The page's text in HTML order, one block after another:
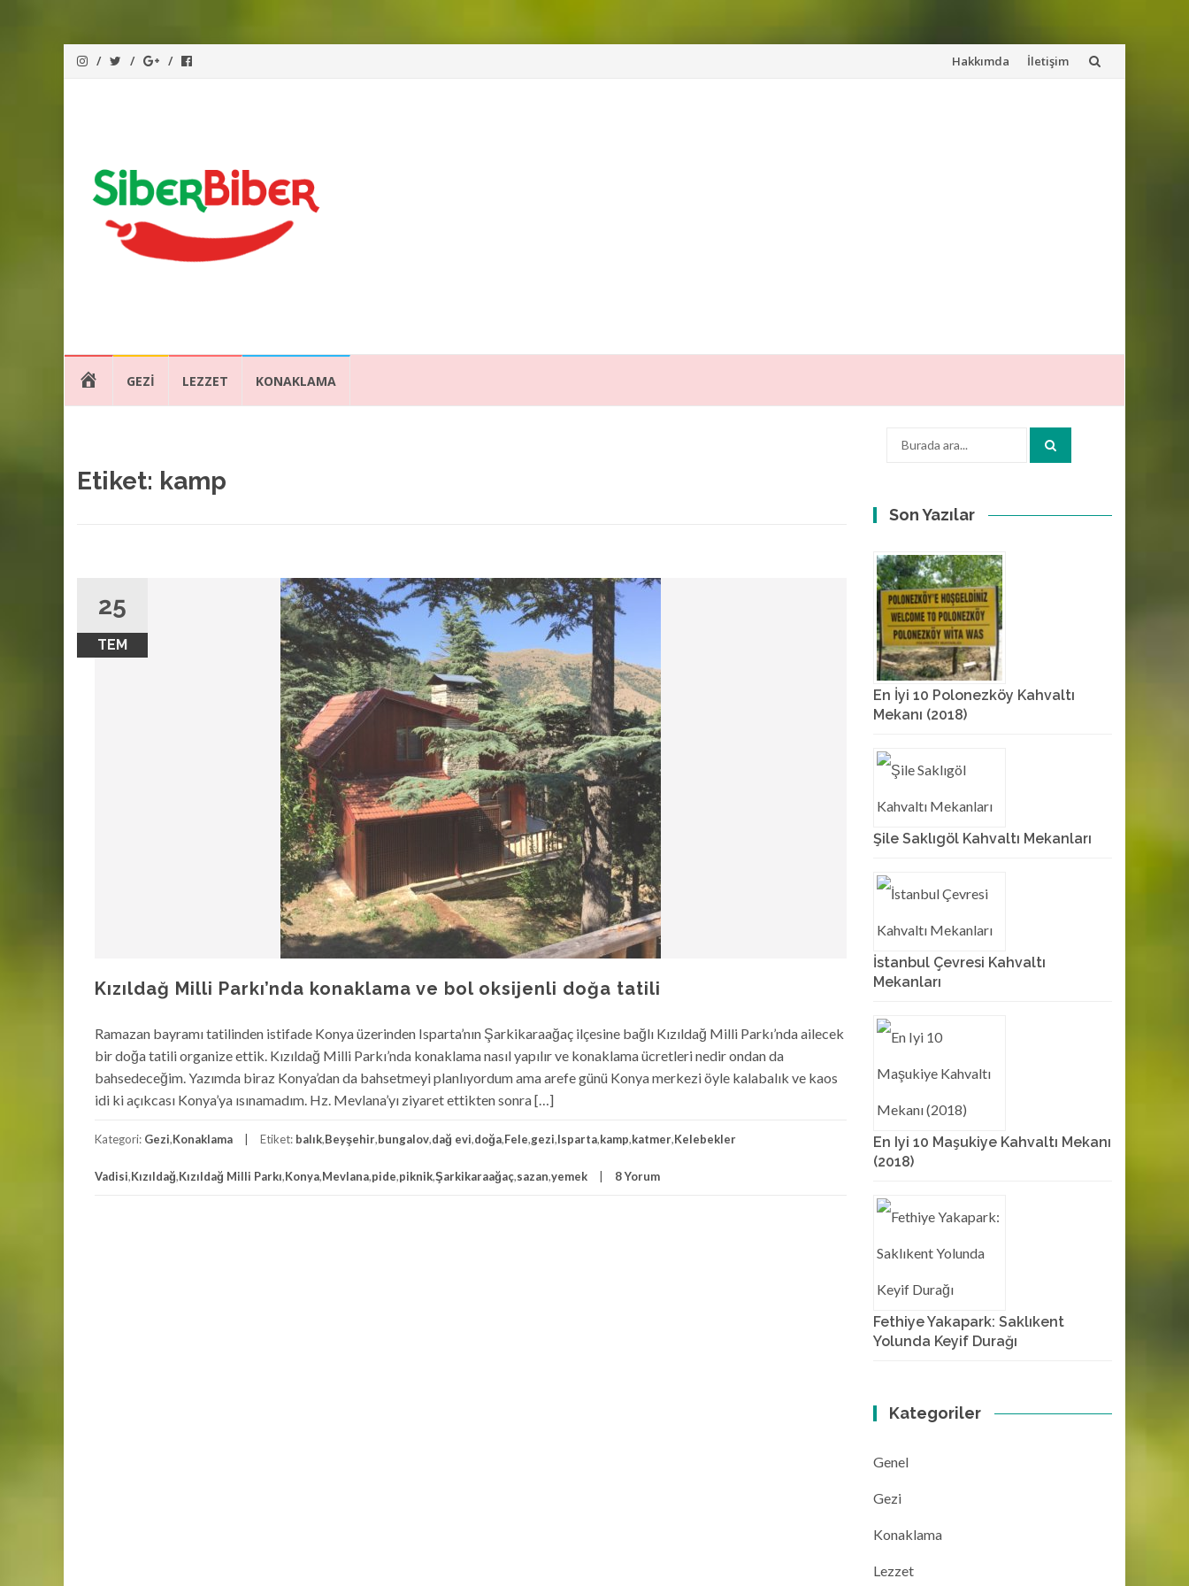
İçeriğe
Hakkımda İletişim
atla
GEZI LEZZET KONAKLAMA
Etiket: kamp
25
TEM
Kızıldağ Milli Parkı’nda konaklama ve bol oksijenli doğa tatili
Ramazan bayramı tatilinden istifade Konya üzerinden Isparta’nın Şarkikaraağaç ilçesine bağlı Kızıldağ Milli Parkı’nda ailecek
bir doğa tatili organize ettik. Kızıldağ Milli Parkı’nda konaklama nasıl yapılır ve konaklama ücretleri nedir ondan da
bahsedeceğim. Yazımda biraz Konya’dan da bahsetmeyi planlıyordum ama arefe günü Konya merkezi öyle kalabalık ve kaos
idi ki açıkcası Konya’ya ısınamadım. Hz. Mevlana’yı ziyaret ettikten sonra […]
Kategori: Gezi,Konaklama Etiket: balık,Beyşehir,bungalov,dağ evi,doğa,Fele,gezi,Isparta,kamp,katmer,Kelebekler
Vadisi,Kızıldağ,Kızıldağ Milli Parkı,Konya,Mevlana,pide,piknik,Şarkikaraağaç,sazan,yemek 8 Yorum
Arama:
Son Yazılar
En İyi 10 Polonezköy Kahvaltı
Mekanı (2018)
Şile Saklıgöl Kahvaltı Mekanları
İstanbul Çevresi Kahvaltı
Mekanları
En Iyi 10 Maşukiye Kahvaltı Mekanı
(2018)
Fethiye Yakapark: Saklıkent
Yolunda Keyif Durağı
Kategoriler
Genel
Gezi
Konaklama
Lezzet